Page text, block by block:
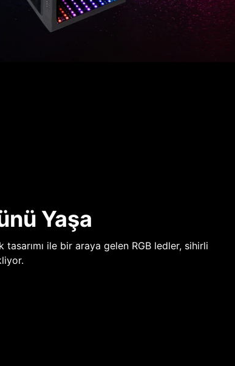
Yaşa
tasarımı ile bir araya gelen RGB ledler, sihirli